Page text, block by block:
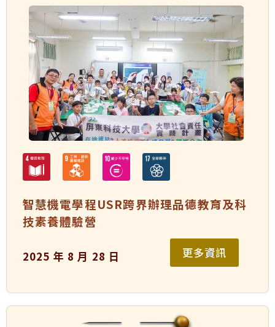
智慧機電學程USR跨界辦理品德教育及科
技素養體驗營
2025 年 8 月 28 日 更多資訊